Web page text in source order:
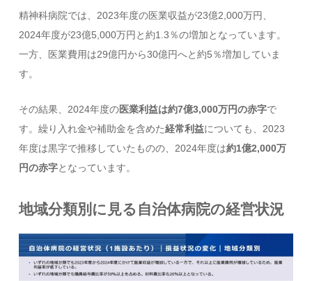
精神科病院では、2023年度の医業収益が23億2,000万円、
2024年度が23億5,000万円と約1.3％の増加となっています。
一方、医業費用は29億円から30億円へと約5％増加していま
す。
その結果、2024年度の医業利益は約7億3,000万円の赤字で
す。繰り入れ金や補助金を含めた経常利益についても、2023
年度は黒字で推移していたものの、2024年度は約1億2,000万
円の赤字となっています。
地域分類別に見る自治体病院の経営状況